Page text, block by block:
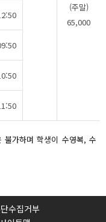
(주말)
65,000
가하며 학생이 수영복, 수
수집거부